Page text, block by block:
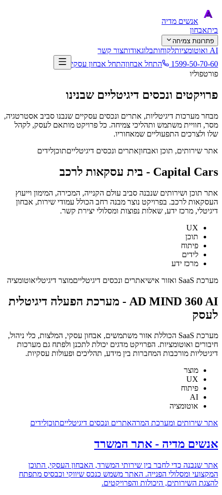
אנשים מדיה
ביתאבחון
פתרונות צמיחה
AI ואוטומציות לקוחותבלוגאודותצור קשר
1599-50-70-60
התחל אבחוןהתחל אבחון עסקי
פורטפוליו
פרויקטים ונכסים דיגיטליים שבנינו
מבחר מערכות דיגיטליות, אתרים ונכסים עסקיים שנבנו סביב אסטרטגיה,
מסר, חוויית משתמש ותהליכי צמיחה. כל פרויקט מותאם לעסק, לקהל
שלו ולצרכים התפעוליים שמאחוריו.
אתר שירותים, תוכן ואבחוןאתרים ונכסים דיגיטלייםתוכןלידים
Capital Cars - בית עסקאות לרכב
אתר תוכן ושירותים שנבנה סביב עולם הקנייה, המכירה, המימון וייעוץ
העסקאות לרכב. בפרויקט נוצר מבנה רחב הכולל עמודי שירות, אבחון
דיגיטלי, מרכז ידע, שאלות נפוצות ומסלולי יצירת קשר.
UX
תוכן
פיתוח
לידים
מרכז ידע
מערכת SaaS ואזור אישי
אתרים ונכסים דיגיטלייםמוצר דיגיטליאוטומציה
AD MIND 360 AI - מערכת הפעלה דיגיטלית
לעסק
מערכת SaaS הכוללת אזור משתמשים, אבחון עסקי, המלצות, כלי ניהול,
חיבורים ואוטומציות. הפרויקט מדגים יכולת לתכנן ולפתח גם מערכות
דיגיטליות מורכבות המחברות בין מידע, תהליכים ופעולות עסקיות.
מוצר
UX
פיתוח
AI
אוטומציה
אתר שירותים ומערכת המרהאתרים ונכסים דיגיטלייםתוכןלידים
אנשים מדיה - אתר המשרד
אתר שנבנה כדי לחבר בין שירותי המשרד, האבחון העסקי, התוכן
המקצועי ומסלולי הפנייה. האתר משמש כנכס שיווקי וכבסיס מתפתח
להצגת השירותים, היכולות והפרויקטים.